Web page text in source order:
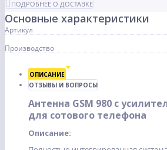
ПОДРОБНЕЕ О ДОСТАВКЕ
Основные характеристики
Артикул
Производство
ОПИСАНИЕ
ОТЗЫВЫ И ВОПРОСЫ
Антенна GSM 980 с
для сотового телефона
Описание: